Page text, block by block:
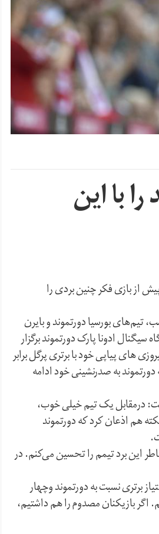
با این
و گفت: پیش از بازی فکر چنین بردی را
تیم‌های بورسیا دورتموند و بایرن
ادونا پارک دورتموند برگزار
روند پیروزی های پیاپی خود با برتری پرگل برابر
به لایپزیک و ۶امتیاز برتری نسبت به دورتموند به صدرنشینی خود ادامه
درمقابل یک تیم خیلی خوب،
هم اذعان کرد که دورتموند
این برد تیمم را تحسین می‌کنم. در
برتری نسبت به دورتموند وچهار
بازیکنان مصدوم را هم داشتیم،